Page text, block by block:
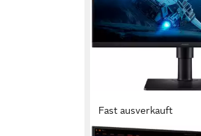
Fast ausverkauft